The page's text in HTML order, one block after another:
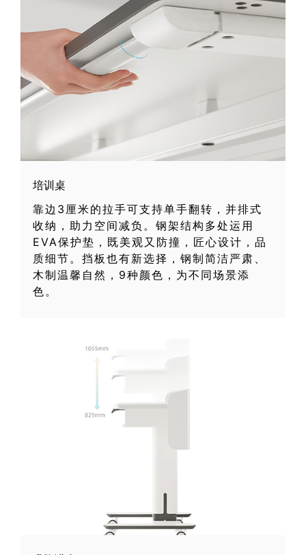
培训桌
靠边3厘米的拉手可支持单手翻转，并排式
收纳，助力空间减负。钢架结构多处运用
EVA保护垫，既美观又防撞，匠心设计，品
质细节。挡板也有新选择，钢制简洁严肃、
木制温馨自然，9种颜色，为不同场景添
色。